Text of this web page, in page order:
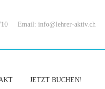
Email: info@lehrer-aktiv.ch
JETZT BUCHEN!